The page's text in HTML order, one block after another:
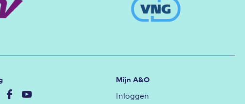
Mijn A&O
Inloggen